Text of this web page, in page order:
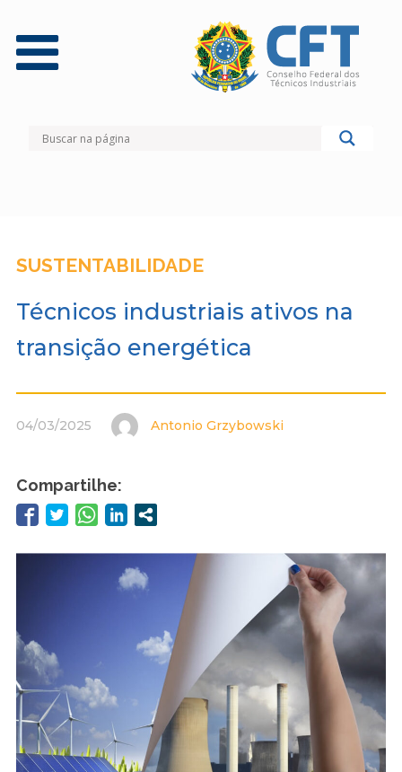
SUSTENTABILIDADE
Técnicos industriais ativos na
transição energética
04/03/2025 Antonio Grzybowski
Compartilhe: